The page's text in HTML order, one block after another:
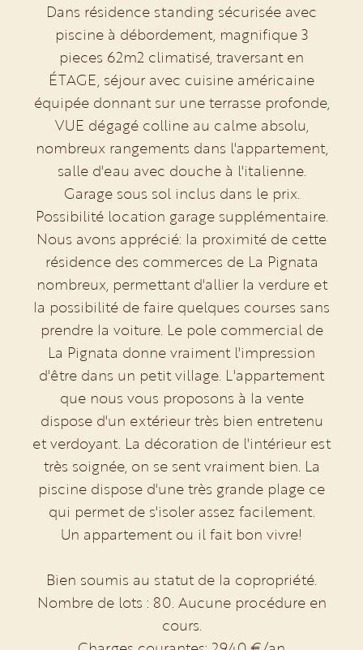
Dans résidence standing sécurisée avec
piscine à débordement, magnifique 3
pieces 62m2 climatisé, traversant en
ÉTAGE, séjour avec cuisine américaine
équipée donnant sur une terrasse profonde,
VUE dégagé colline au calme absolu,
nombreux rangements dans l'appartement,
salle d'eau avec douche à l'italienne.
Garage sous sol inclus dans le prix.
Possibilité location garage supplémentaire.
Nous avons apprécié: la proximité de cette
résidence des commerces de La Pignata
nombreux, permettant d'allier la verdure et
la possibilité de faire quelques courses sans
prendre la voiture. Le pole commercial de
La Pignata donne vraiment l'impression
d'être dans un petit village. L'appartement
que nous vous proposons à la vente
dispose d'un extérieur très bien entretenu
et verdoyant. La décoration de l'intérieur est
très soignée, on se sent vraiment bien. La
piscine dispose d'une très grande plage ce
qui permet de s'isoler assez facilement.
Un appartement ou il fait bon vivre!
Bien soumis au statut de la copropriété.
Nombre de lots : 80. Aucune procédure en
cours.